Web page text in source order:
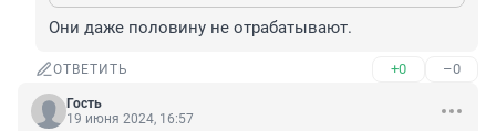
Они даже половину не отрабатывают.
ОТВЕТИТЬ +0 –0
Гость
19 июня 2024, 16:57